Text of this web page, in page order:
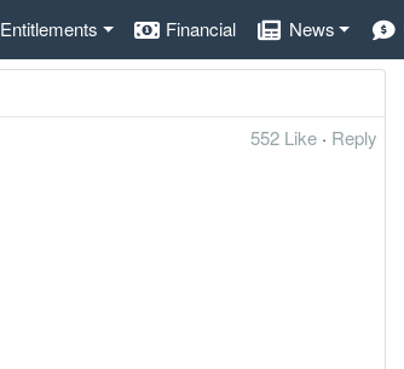
Entitlements Financial News
552 Like · Reply